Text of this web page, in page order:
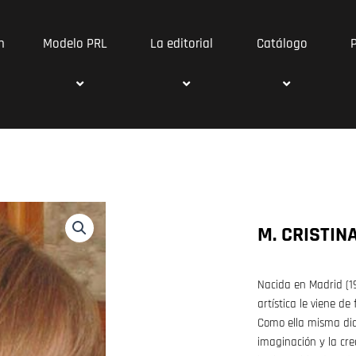
Modelo PRL La editorial Catálogo
M.
Nacida en Madrid
artística le viene de
Como ella misma
imaginación y la